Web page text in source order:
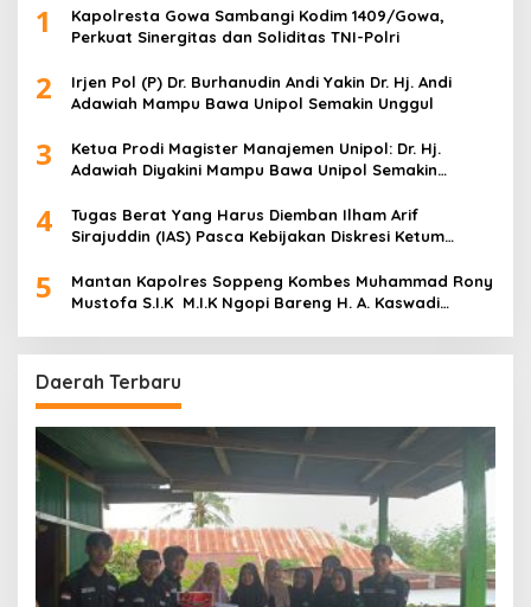
1
Kapolresta Gowa Sambangi Kodim 1409/Gowa,
Perkuat Sinergitas dan Soliditas TNI-Polri
2
Irjen Pol (P) Dr. Burhanudin Andi Yakin Dr. Hj. Andi
Adawiah Mampu Bawa Unipol Semakin Unggul
3
Ketua Prodi Magister Manajemen Unipol: Dr. Hj.
Adawiah Diyakini Mampu Bawa Unipol Semakin
4
Tugas Berat Yang Harus Diemban Ilham Arif
Sirajuddin (IAS) Pasca Kebijakan Diskresi Ketum
5
Mantan Kapolres Soppeng Kombes Muhammad Rony
Mustofa S.I.K M.I.K Ngopi Bareng H. A. Kaswadi
Daerah Terbaru